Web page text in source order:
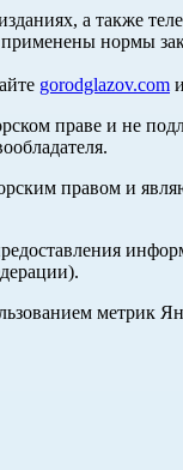
а также
нормы
gorodglazov.com
праве и не
правом и
метрик